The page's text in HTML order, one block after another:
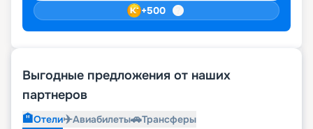
+500
Выгодные предложения от наших
партнеров
🏨Отели✈️Авиабилеты🚗Трансферы